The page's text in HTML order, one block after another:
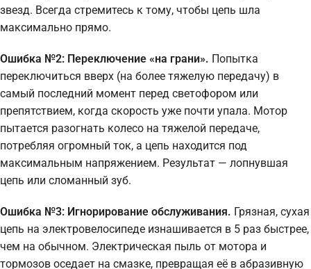
звезд. Всегда стремитесь к тому, чтобы цепь шла
максимально прямо.
Ошибка №2: Переключение «на грани». Попытка
переключиться вверх (на более тяжелую передачу) в
самый последний момент перед светофором или
препятствием, когда скорость уже почти упала. Мотор
пытается разогнать колесо на тяжелой передаче,
потребляя огромный ток, а цепь находится под
максимальным напряжением. Результат — лопнувшая
цепь или сломанный зуб.
Ошибка №3: Игнорирование обслуживания. Грязная, сухая
цепь на электровелосипеде изнашивается в 5 раз быстрее,
чем на обычном. Электрическая пыль от мотора и
тормозов оседает на смазке, превращая её в абразивную